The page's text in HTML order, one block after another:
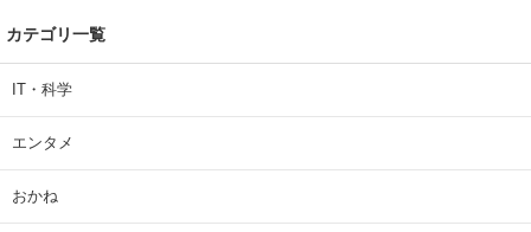
カテゴリ一覧
IT・科学
エンタメ
おかね